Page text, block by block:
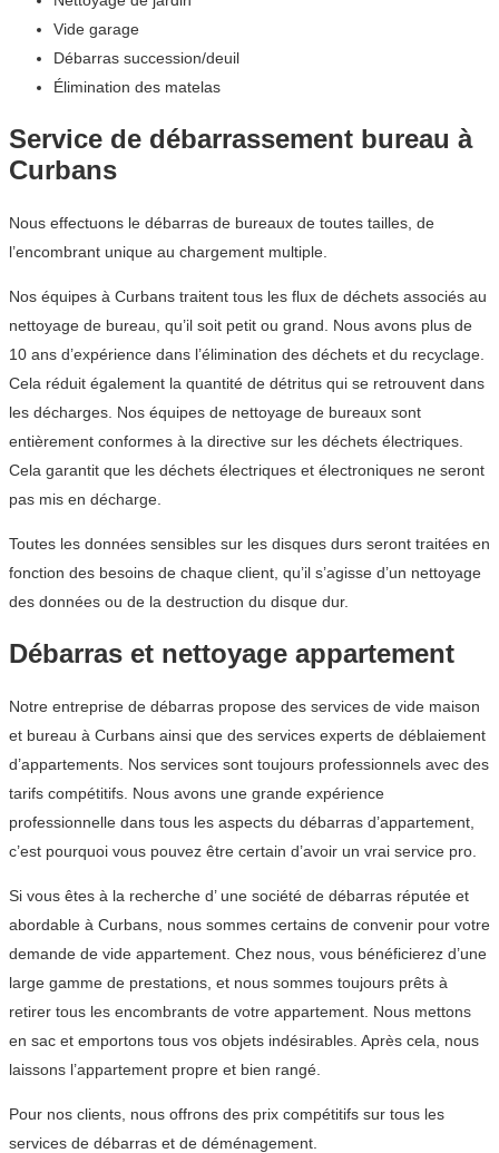
Vide garage
Débarras succession/deuil
Élimination des matelas
Service de débarrassement bureau à
Curbans
Nous effectuons le débarras de bureaux de toutes tailles, de
l’encombrant unique au chargement multiple.
Nos équipes à Curbans traitent tous les flux de déchets associés au
nettoyage de bureau, qu’il soit petit ou grand. Nous avons plus de
10 ans d’expérience dans l’élimination des déchets et du recyclage.
Cela réduit également la quantité de détritus qui se retrouvent dans
les décharges. Nos équipes de nettoyage de bureaux sont
entièrement conformes à la directive sur les déchets électriques.
Cela garantit que les déchets électriques et électroniques ne seront
pas mis en décharge.
Toutes les données sensibles sur les disques durs seront traitées en
fonction des besoins de chaque client, qu’il s’agisse d’un nettoyage
des données ou de la destruction du disque dur.
Débarras et nettoyage appartement
Notre entreprise de débarras propose des services de vide maison
et bureau à Curbans ainsi que des services experts de déblaiement
d’appartements. Nos services sont toujours professionnels avec des
tarifs compétitifs. Nous avons une grande expérience
professionnelle dans tous les aspects du débarras d’appartement,
c’est pourquoi vous pouvez être certain d’avoir un vrai service pro.
Si vous êtes à la recherche d’ une société de débarras réputée et
abordable à Curbans, nous sommes certains de convenir pour votre
demande de vide appartement. Chez nous, vous bénéficierez d’une
large gamme de prestations, et nous sommes toujours prêts à
retirer tous les encombrants de votre appartement. Nous mettons
en sac et emportons tous vos objets indésirables. Après cela, nous
laissons l’appartement propre et bien rangé.
Pour nos clients, nous offrons des prix compétitifs sur tous les
services de débarras et de déménagement.